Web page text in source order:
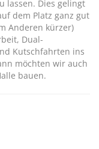
lassen. Dies gelingt
dem Platz ganz gut
Anderen kürzer)
Dual-
Kutschfahrten ins
möchten wir auch
bauen.